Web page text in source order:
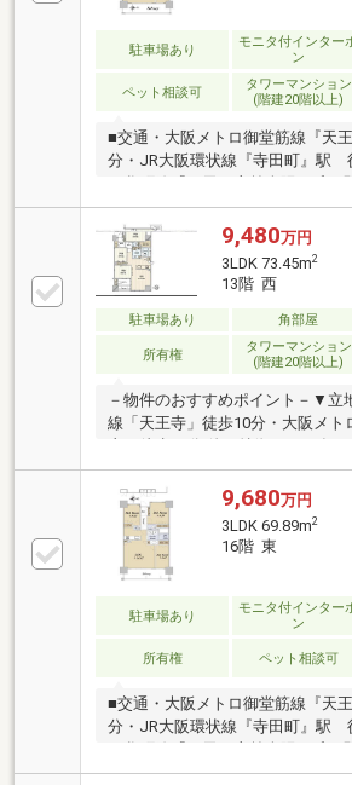
駐車場あり
モニタ付インター
ン
ペット相談可
タワーマンション
(階建20階以上)
■交通・大阪メトロ御堂筋線『天
分・JR大阪環状線『寺田町』駅
年8月建築■ペット飼育可（規約に
況：空室【不動産のご購入を検討
間取図面や写真では判断出来ない
で、まずは是非【現地】をご覧下
9,480万円
3LDK 73.45m2
13階 西
駐車場あり 角部屋
所有権
タワーマンション
(階建20階以上)
－物件のおすすめポイント－▼立
線「天王寺」徒歩10分・大阪メト
帖の広さ・会話も弾む対面式キッ
に収納スペース有・ペット飼育
ィスポーザー・食洗機・ミスト
乾燥機☆ ☆新築時のオプション☆
トトイレ採用〇トイレに手洗い設
ホンカメラ付きへ変更〇全居室＋
に床暖房設置■ ご希望の住まい探
━━━━━・・・物件の詳細・ご相
い合わせください。
9,680万円
3LDK 69.89m2
16階 東
駐車場あり
モニタ付インター
ン
所有権 ペット相談可
■交通・大阪メトロ御堂筋線『天
分・JR大阪環状線『寺田町』駅
年8月建築■ペット飼育可（規約に